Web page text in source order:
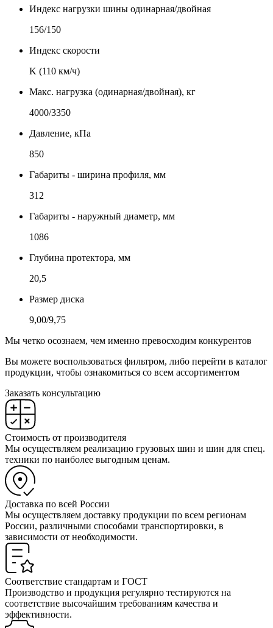
Индекс нагрузки шины одинарная/двойная
156/150
Индекс скорости
K (110 км/ч)
Макс. нагрузка (одинарная/двойная), кг
4000/3350
Давление, кПа
850
Габариты - ширина профиля, мм
312
Габариты - наружный диаметр, мм
1086
Глубина протектора, мм
20,5
Размер диска
9,00/9,75
Мы четко осознаем, чем именно превосходим конкурентов
Вы можете воспользоваться фильтром, либо перейти в каталог
продукции, чтобы ознакомиться со всем ассортиментом
Заказать консультацию
Стоимость от производителя
Мы осуществляем реализацию грузовых шин и шин для спец.
техники по наиболее выгодным ценам.
Доставка по всей России
Мы осуществляем доставку продукции по всем регионам
России, различными способами транспортировки, в
зависимости от необходимости.
Соответствие стандартам и ГОСТ
Производство и продукция регулярно тестируются на
соответствие высочайшим требованиям качества и
эффективности.